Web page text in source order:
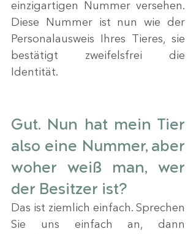
einzigartigen Nummer versehen.
Diese Nummer ist nun wie der
Personalausweis Ihres Tieres, sie
bestätigt zweifelsfrei die
Identität.
Gut. Nun hat mein Tier
also eine Nummer, aber
woher weiß man, wer
der Besitzer ist?
Das ist ziemlich einfach. Sprechen
Sie uns einfach an, dann